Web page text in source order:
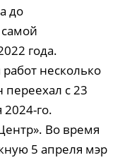
до
года.
несколько
переехал с 23
2024-го.
Во время
5 апреля мэр